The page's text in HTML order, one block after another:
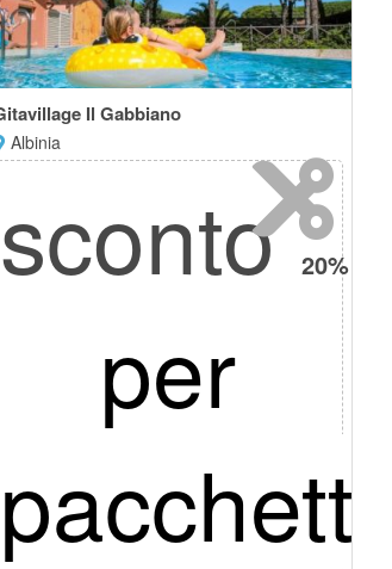
Il Gabbiano
Albinia
sconto20%
per